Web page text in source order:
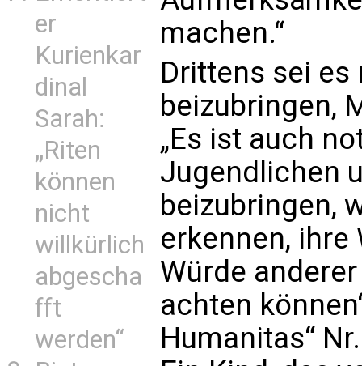
er
Kurienkar
dinal
Sarah:
„Riten
können
nicht
willkürlich
abgescha
fft
werden“
machen.“
Drittens sei es
beizubringen,
„Es ist auch
Jugendlichen
beizubringen,
erkennen, ihre
Würde
achten
Humanitas“